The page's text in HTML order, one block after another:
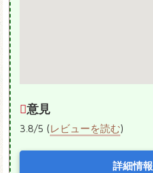
意見
3.8/5 (レビューを読む)
詳細情報